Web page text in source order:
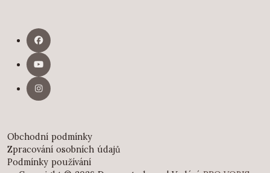
Obchodní podmínky
Zpracování osobních údajů
Podmínky používání